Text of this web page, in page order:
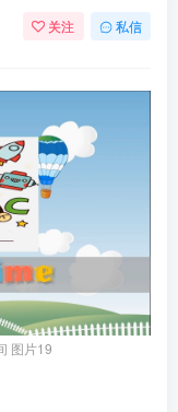
关注 私信
图片19